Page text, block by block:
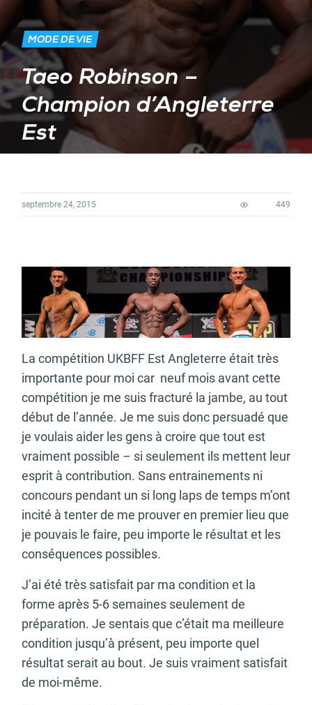
MODE DE VIE
Taeo Robinson –
Champion d’Angleterre
Est
septembre 24, 2015 449
La compétition UKBFF Est Angleterre était très
importante pour moi car neuf mois avant cette
compétition je me suis fracturé la jambe, au tout
début de l’année. Je me suis donc persuadé que
je voulais aider les gens à croire que tout est
vraiment possible – si seulement ils mettent leur
esprit à contribution. Sans entrainements ni
concours pendant un si long laps de temps m’ont
incité à tenter de me prouver en premier lieu que
je pouvais le faire, peu importe le résultat et les
conséquences possibles.
J’ai été très satisfait par ma condition et la
forme après 5-6 semaines seulement de
préparation. Je sentais que c’était ma meilleure
condition jusqu’à présent, peu importe quel
résultat serait au bout. Je suis vraiment satisfait
de moi-même.